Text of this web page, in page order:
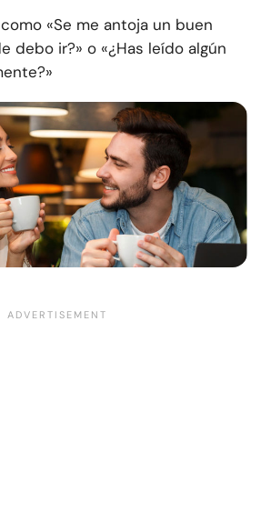
«Se me antoja un buen
debo ir?» o «¿Has leído algún